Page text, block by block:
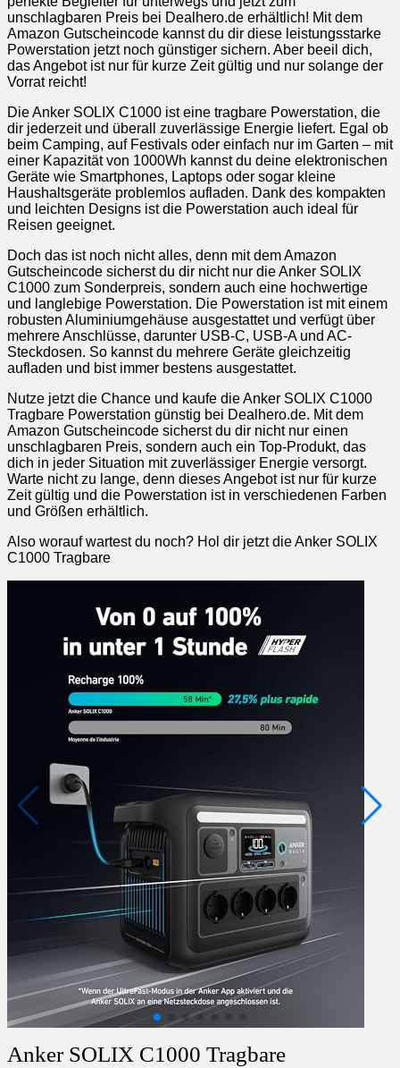
unschlagbaren Preis bei Dealhero.de erhältlich! Mit dem
Amazon Gutscheincode kannst du dir diese leistungsstarke
Powerstation jetzt noch günstiger sichern. Aber beeil dich,
das Angebot ist nur für kurze Zeit gültig und nur solange der
Vorrat reicht!
Die Anker SOLIX C1000 ist eine tragbare Powerstation, die
dir jederzeit und überall zuverlässige Energie liefert. Egal ob
beim Camping, auf Festivals oder einfach nur im Garten – mit
einer Kapazität von 1000Wh kannst du deine elektronischen
Geräte wie Smartphones, Laptops oder sogar kleine
Haushaltsgeräte problemlos aufladen. Dank des kompakten
und leichten Designs ist die Powerstation auch ideal für
Reisen geeignet.
Doch das ist noch nicht alles, denn mit dem Amazon
Gutscheincode sicherst du dir nicht nur die Anker SOLIX
C1000 zum Sonderpreis, sondern auch eine hochwertige
und langlebige Powerstation. Die Powerstation ist mit einem
robusten Aluminiumgehäuse ausgestattet und verfügt über
mehrere Anschlüsse, darunter USB-C, USB-A und AC-
Steckdosen. So kannst du mehrere Geräte gleichzeitig
aufladen und bist immer bestens ausgestattet.
Nutze jetzt die Chance und kaufe die Anker SOLIX C1000
Tragbare Powerstation günstig bei Dealhero.de. Mit dem
Amazon Gutscheincode sicherst du dir nicht nur einen
unschlagbaren Preis, sondern auch ein Top-Produkt, das
dich in jeder Situation mit zuverlässiger Energie versorgt.
Warte nicht zu lange, denn dieses Angebot ist nur für kurze
Zeit gültig und die Powerstation ist in verschiedenen Farben
und Größen erhältlich.
Also worauf wartest du noch? Hol dir jetzt die Anker SOLIX
C1000 Tragbare
Anker SOLIX C1000 Tragbare